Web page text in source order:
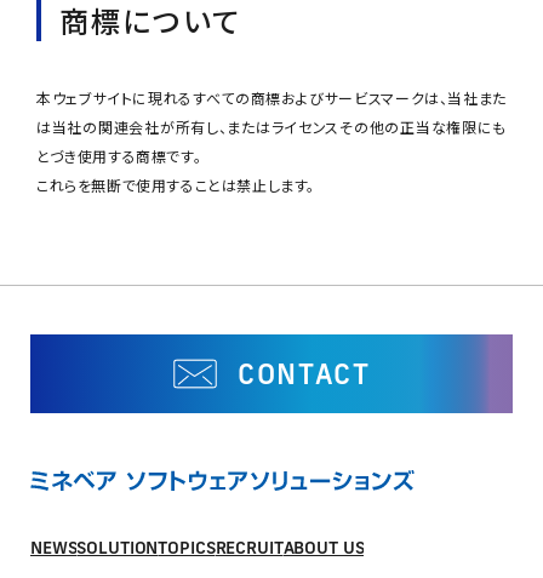
商標について
本ウェブサイトに現れるすべての商標およびサービスマークは、当社また
は当社の関連会社が所有し、またはライセンスその他の正当な権限にも
とづき使用する商標です。
これらを無断で使用することは禁止します。
CONTACT
NEWSSOLUTIONTOPICSRECRUITABOUT US